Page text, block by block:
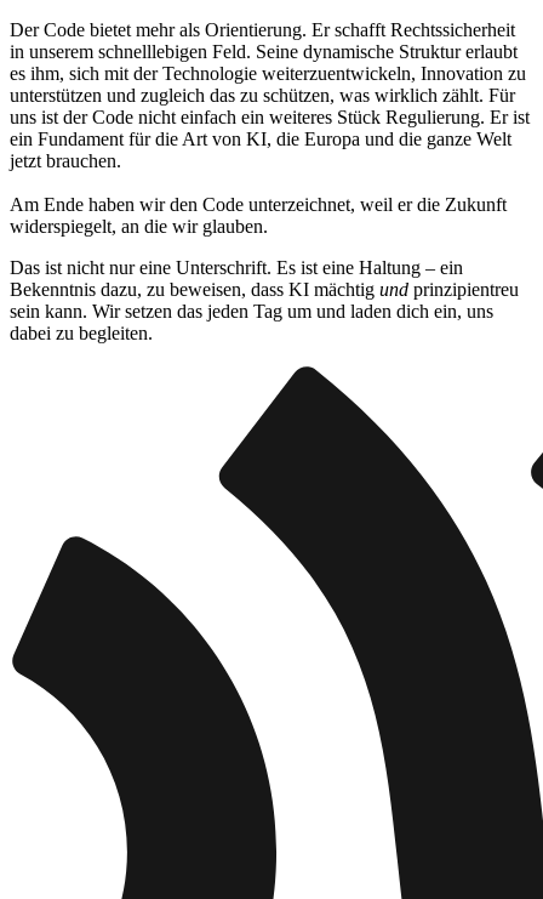
Der Code bietet mehr als Orientierung. Er schafft Rechtssicherheit
in unserem schnelllebigen Feld. Seine dynamische Struktur erlaubt
es ihm, sich mit der Technologie weiterzuentwickeln, Innovation zu
unterstützen und zugleich das zu schützen, was wirklich zählt. Für
uns ist der Code nicht einfach ein weiteres Stück Regulierung. Er ist
ein Fundament für die Art von KI, die Europa und die ganze Welt
jetzt brauchen.
Am Ende haben wir den Code unterzeichnet, weil er die Zukunft
widerspiegelt, an die wir glauben.
Das ist nicht nur eine Unterschrift. Es ist eine Haltung – ein
Bekenntnis dazu, zu beweisen, dass KI mächtig und prinzipientreu
sein kann. Wir setzen das jeden Tag um und laden dich ein, uns
dabei zu begleiten.